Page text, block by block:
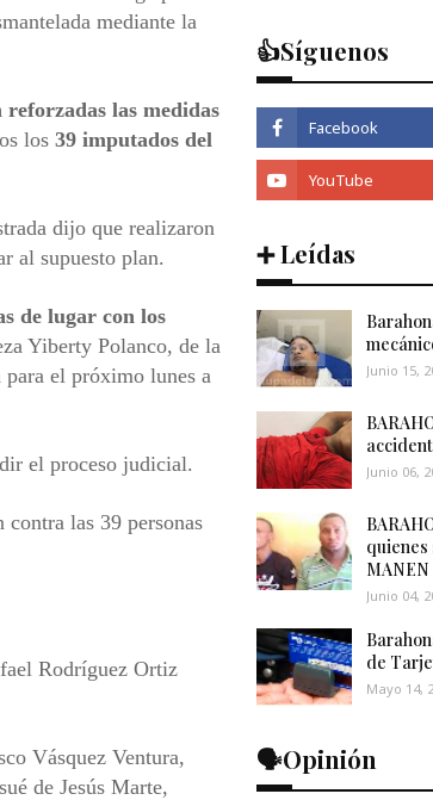
mediante la
reforzadas las medidas
los 39 imputados del
dijo que realizaron
al supuesto plan.
de lugar con los
Yiberty Polanco, de la
el próximo lunes a
el proceso judicial.
las 39 personas
Rodríguez Ortiz
Vásquez Ventura,
de Jesús Marte,
👍Síguenos
➕ Leídas
Junio 15,
Junio 06,
quienes
MANEN
Junio 04,
de
Mayo 14,
🗣️Opinión